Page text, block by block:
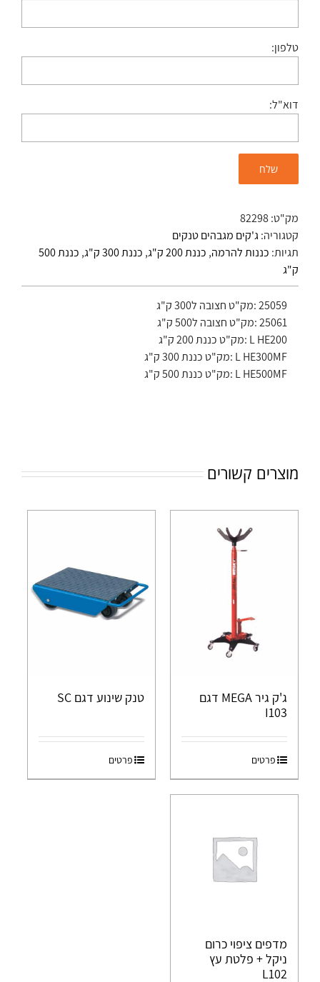
טלפון:
דוא"ל:
מק"ט:82298
קטגוריה:ג'קים מגבהים טנקים
תגיות: כננות להרמה, כננת 200 ק"ג , כננת 300 ק"ג ,
כננת 500
ק"ג
25059 :מק"ט חצובה ל300 ק"ג
25061 :מק"ט חצובה ל500 ק"ג
L HE200 :מק"ט כננת 200 ק"ג
L HE300MF :מק"ט כננת 300 ק"ג
L HE500MF :מק"ט כננת 500 ק"ג
מוצרים קשורים
ג'ק גיר MEGA דגם
I103
פרטים
טנק שינוע דגם SC
פרטים
מדפים ציפוי כרום
ניקל + פלטת עץ
L102